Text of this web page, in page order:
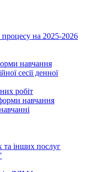
процесу на 2025-2026
навчання
сесії денної
робіт
навчання
та інших послуг